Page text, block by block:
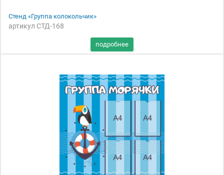
Стенд «Группа колокольчик»
артикул СТД-168